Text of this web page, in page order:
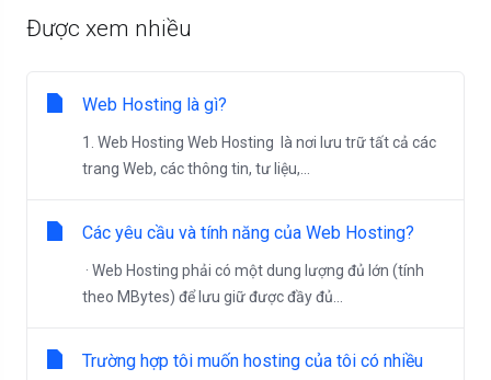
Được xem nhiều
Web Hosting là gì?
1. Web Hosting Web Hosting là nơi lưu trữ tất cả các
trang Web, các thông tin, tư liệu,...
Các yêu cầu và tính năng của Web Hosting?
· Web Hosting phải có một dung lượng đủ lớn (tính
theo MBytes) để lưu giữ được đầy đủ...
Trường hợp tôi muốn hosting của tôi có nhiều